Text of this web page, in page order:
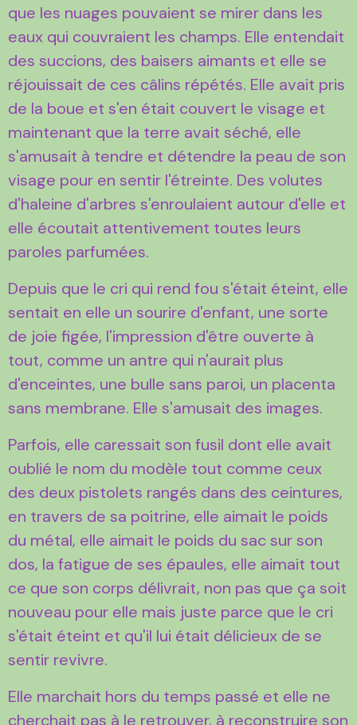
que les nuages pouvaient se mirer dans les
eaux qui couvraient les champs. Elle entendait
des succions, des baisers aimants et elle se
réjouissait de ces câlins répétés. Elle avait pris
de la boue et s'en était couvert le visage et
maintenant que la terre avait séché, elle
s'amusait à tendre et détendre la peau de son
visage pour en sentir l'étreinte. Des volutes
d'haleine d'arbres s'enroulaient autour d'elle et
elle écoutait attentivement toutes leurs
paroles parfumées.
Depuis que le cri qui rend fou s'était éteint, elle
sentait en elle un sourire d'enfant, une sorte
de joie figée, l'impression d'être ouverte à
tout, comme un antre qui n'aurait plus
d'enceintes, une bulle sans paroi, un placenta
sans membrane. Elle s'amusait des images.
Parfois, elle caressait son fusil dont elle avait
oublié le nom du modèle tout comme ceux
des deux pistolets rangés dans des ceintures,
en travers de sa poitrine, elle aimait le poids
du métal, elle aimait le poids du sac sur son
dos, la fatigue de ses épaules, elle aimait tout
ce que son corps délivrait, non pas que ça soit
nouveau pour elle mais juste parce que le cri
s'était éteint et qu'il lui était délicieux de se
sentir revivre.
Elle marchait hors du temps passé et elle ne
cherchait pas à le retrouver, à reconstruire son